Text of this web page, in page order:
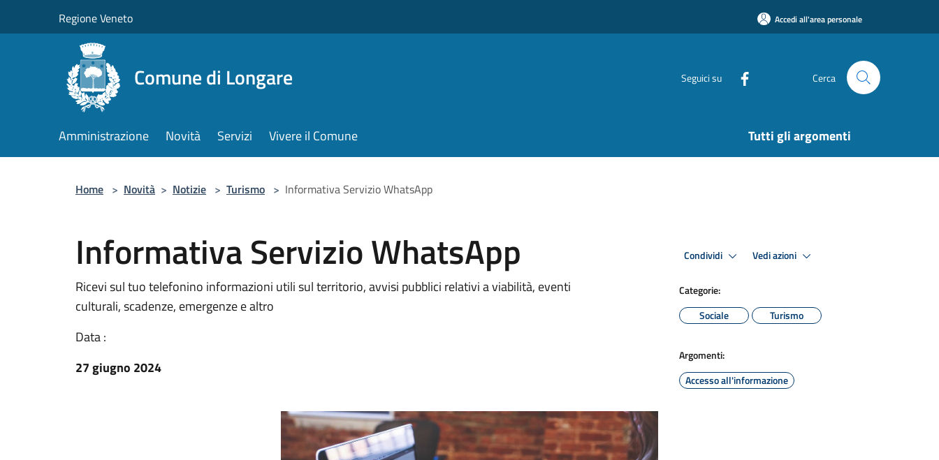
Regione Veneto Accedi all'area personale
Comune di Longare Seguici su Cerca
Amministrazione Novità Servizi Vivere il Comune Tutti gli argomenti
Home > Novità > Notizie > Turismo > Informativa Servizio WhatsApp
Informativa Servizio WhatsApp
Ricevi sul tuo telefonino informazioni utili sul territorio, avvisi pubblici relativi a viabilità, eventi
culturali, scadenze, emergenze e altro
Data :
27 giugno 2024
Condividi Vedi azioni
Categorie:
Sociale
Turismo
Argomenti:
Accesso all'informazione